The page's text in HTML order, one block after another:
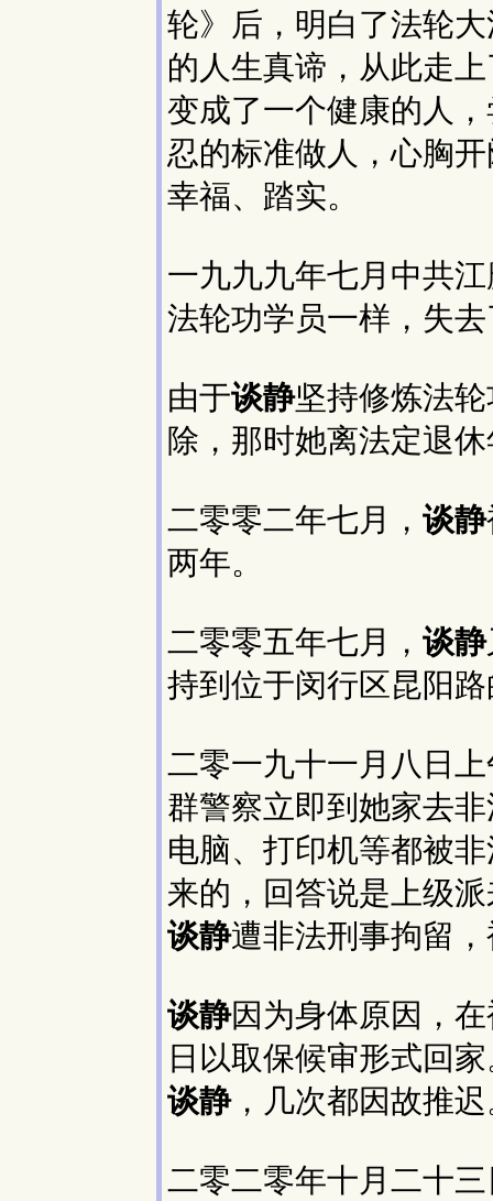
轮》后，明白了法轮
的人生真谛，从此走
变成了一个健康的人
忍的标准做人，心胸
幸福、踏实。
一九九九年七月中共
法轮功学员一样，失
由于谈静坚持修炼法
除，那时她离法定退
二零零二年七月， 谈静
两年。
二零零五年七月， 谈静
持到位于闵行区昆阳
二零一九十一月八日
群警察立即到她家去
电脑、打印机等都被
来的，回答说是上级
谈静遭非法刑事拘留
谈静因为身体原因，
日以取保候审形式回
谈静，几次都因故推
二零二零年十月二十